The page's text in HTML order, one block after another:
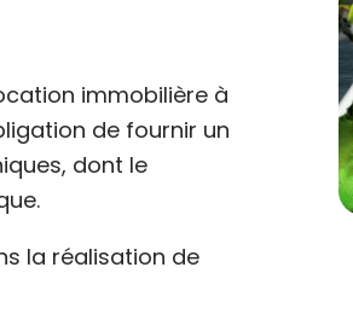
immobilière à
de fournir un
dont le
la réalisation de